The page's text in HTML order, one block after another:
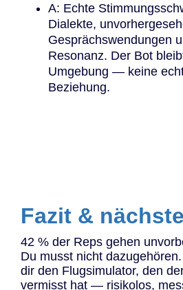
A: Echte
Dialekte,
Gesprächswendungen
Resonanz. Der Bot
Umgebung — keine
Beziehung.
Fazit &
42 % der Reps gehen
Du musst nicht
dir den Flugsimulator, den
vermisst hat — risikolos,